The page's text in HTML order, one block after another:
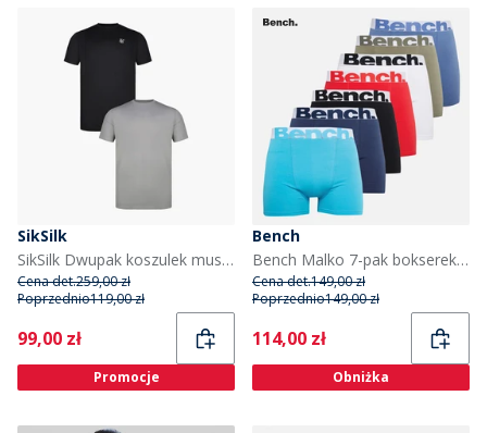
SikSilk
SikSilk Dwupak koszulek muscle fit dla niego kolor Czarny/Szary
Cena det.259,00 zł
Poprzednio119,00 zł
Current
99,00 zł
Promocje
Bench
Bench Malko 7-pak bokserek dla niego kolory czarny/​jasnoturkusowy/​granatowy/​czerwony/​biały/​jasny khaki/​niebieski
Cena det.149,00 zł
Poprzednio149,00 zł
Current
114,00 zł
Obniżka